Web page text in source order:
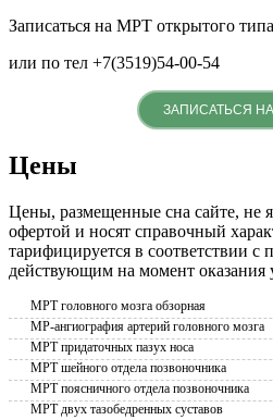
Записаться на МРТ открытого
или по тел +7(3519)54-00-54
ЗАПИСАТЬСЯ
Цены
Цены, размещенные сна сайте, не
офертой и носят справочный
тарифицируется в соответствии с
действующим на момент оказания
МРТ головного мозга обзорная
МР-ангиография артерий головного мозга
МРТ придаточных пазух носа
МРТ шейного отдела позвоночника
МРТ поясничного отдела позвоночника
МРТ двух тазобедренных суставов